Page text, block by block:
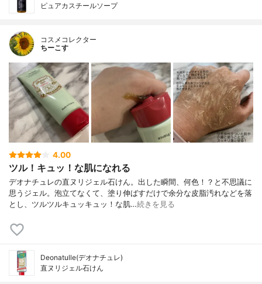
ピュアカスチールソープ
コスメコレクター
ちーこす
4.00
ツル！キュッ！な肌になれる
デオナチュレの直ヌリジェル石けん。出した瞬間、何色！？と不思議に
思うジェル。泡立てなくて、塗り伸ばすだけで余分な皮脂汚れなどを落
とし、ツルツルキュッキュッ！な肌…続きを見る
Deonatulle(デオナチュレ)
直ヌリジェル石けん